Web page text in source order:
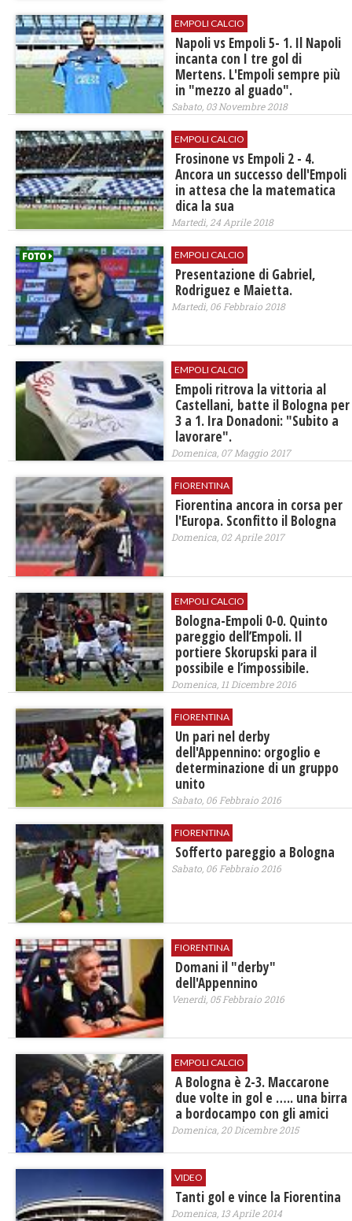
EMPOLI CALCIO
Napoli vs Empoli 5- 1. Il Napoli
incanta con I tre gol di
Mertens. L'Empoli sempre più
in "mezzo al guado".
Sabato, 03 Novembre 2018
EMPOLI CALCIO
Frosinone vs Empoli 2 - 4.
Ancora un successo dell'Empoli
in attesa che la matematica
dica la sua
Martedì, 24 Aprile 2018
EMPOLI CALCIO
Presentazione di Gabriel,
Rodriguez e Maietta.
Martedì, 06 Febbraio 2018
EMPOLI CALCIO
Empoli ritrova la vittoria al
Castellani, batte il Bologna per
3 a 1. Ira Donadoni: "Subito a
lavorare".
Domenica, 07 Maggio 2017
FIORENTINA
Fiorentina ancora in corsa per
l'Europa. Sconfitto il Bologna
Domenica, 02 Aprile 2017
EMPOLI CALCIO
Bologna-Empoli 0-0. Quinto
pareggio dell’Empoli. Il
portiere Skorupski para il
possibile e l’impossibile.
Domenica, 11 Dicembre 2016
FIORENTINA
Un pari nel derby
dell'Appennino: orgoglio e
determinazione di un gruppo
unito
Sabato, 06 Febbraio 2016
FIORENTINA
Sofferto pareggio a Bologna
Sabato, 06 Febbraio 2016
FIORENTINA
Domani il "derby"
dell'Appennino
Venerdì, 05 Febbraio 2016
EMPOLI CALCIO
A Bologna è 2-3. Maccarone
due volte in gol e ….. una birra
a bordocampo con gli amici
Domenica, 20 Dicembre 2015
VIDEO
Tanti gol e vince la Fiorentina
Domenica, 13 Aprile 2014